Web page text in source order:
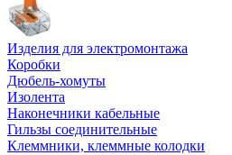
Изделия для электромонтажа
Коробки
Дюбель-хомуты
Изолента
Наконечники кабельные
Гильзы соединительные
Клеммники, клеммные колодки